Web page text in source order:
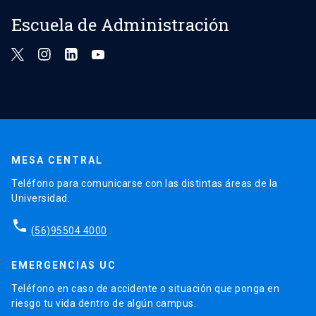
Escuela de Administración
MESA CENTRAL
Teléfono para comunicarse con las distintas áreas de la
Universidad.
phone (56)95504 4000
EMERGENCIAS UC
Teléfono en caso de accidente o situación que ponga en
riesgo tu vida dentro de algún campus.